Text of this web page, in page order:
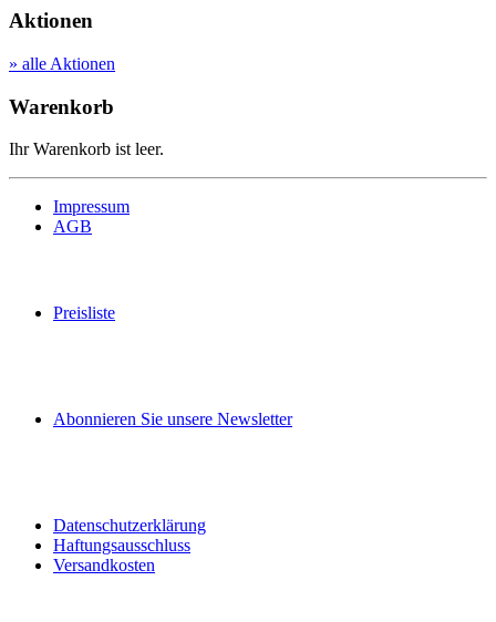
Aktionen
» alle Aktionen
Warenkorb
Ihr Warenkorb ist leer.
Impressum
AGB
Preisliste
Abonnieren Sie unsere Newsletter
Datenschutzerklärung
Haftungsausschluss
Versandkosten